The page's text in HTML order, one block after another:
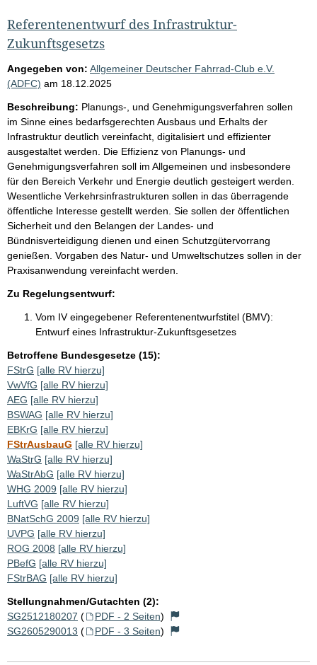
Referentenentwurf des Infrastruktur-
Zukunftsgesetzs
Angegeben von: Allgemeiner Deutscher Fahrrad-Club e.V.
(ADFC) am 18.12.2025
Beschreibung: Planungs-, und Genehmigungsverfahren sollen
im Sinne eines bedarfsgerechten Ausbaus und Erhalts der
Infrastruktur deutlich vereinfacht, digitalisiert und effizienter
ausgestaltet werden. Die Effizienz von Planungs- und
Genehmigungsverfahren soll im Allgemeinen und insbesondere
für den Bereich Verkehr und Energie deutlich gesteigert werden.
Wesentliche Verkehrsinfrastrukturen sollen in das überragende
öffentliche Interesse gestellt werden. Sie sollen der öffentlichen
Sicherheit und den Belangen der Landes- und
Bündnisverteidigung dienen und einen Schutzgütervorrang
genießen. Vorgaben des Natur- und Umweltschutzes sollen in der
Praxisanwendung vereinfacht werden.
Zu Regelungsentwurf:
Vom IV eingegebener Referentenentwurfstitel (BMV):
Entwurf eines Infrastruktur-Zukunftsgesetzes
Betroffene Bundesgesetze (15):
FStrG [alle RV hierzu]
VwVfG [alle RV hierzu]
AEG [alle RV hierzu]
BSWAG [alle RV hierzu]
EBKrG [alle RV hierzu]
FStrAusbauG [alle RV hierzu]
WaStrG [alle RV hierzu]
WaStrAbG [alle RV hierzu]
WHG 2009 [alle RV hierzu]
LuftVG [alle RV hierzu]
BNatSchG 2009 [alle RV hierzu]
UVPG [alle RV hierzu]
ROG 2008 [alle RV hierzu]
PBefG [alle RV hierzu]
FStrBAG [alle RV hierzu]
Stellungnahmen/Gutachten (2):
SG2512180207 ( PDF - 2 Seiten)
SG2605290013 ( PDF - 3 Seiten)